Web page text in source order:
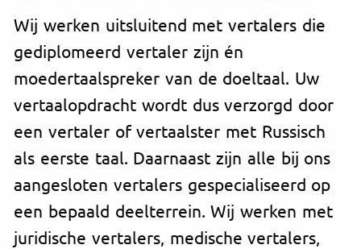
Wij werken uitsluitend met vertalers die
gediplomeerd vertaler zijn én
moedertaalspreker van de doeltaal. Uw
vertaalopdracht wordt dus verzorgd door
een vertaler of vertaalster met Russisch
als eerste taal. Daarnaast zijn alle bij ons
aangesloten vertalers gespecialiseerd op
een bepaald deelterrein. Wij werken met
juridische vertalers, medische vertalers,